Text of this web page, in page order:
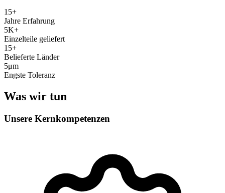
15+
Jahre Erfahrung
5K+
Einzelteile geliefert
15+
Belieferte Länder
5μm
Engste Toleranz
Was wir tun
Unsere Kernkompetenzen